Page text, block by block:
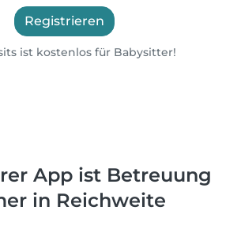
Registrieren
ist kostenlos für Babysitter!
App ist Betreuung
in Reichweite